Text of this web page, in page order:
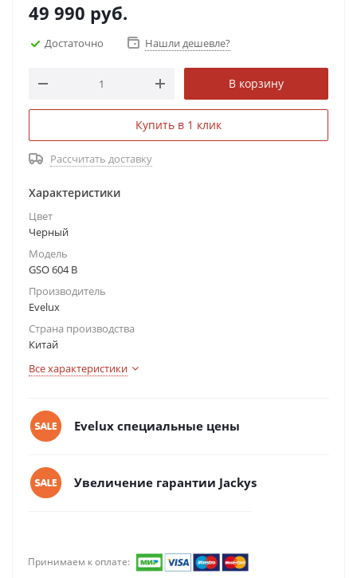
49 990 руб.
Достаточно Нашли дешевле?
В корзину
Купить в 1 клик
Рассчитать доставку
Характеристики
Цвет
Черный
Модель
GSO 604 B
Производитель
Evelux
Страна производства
Китай
Все характеристики
Evelux специальные цены
Увеличение гарантии Jackys
Принимаем к оплате: